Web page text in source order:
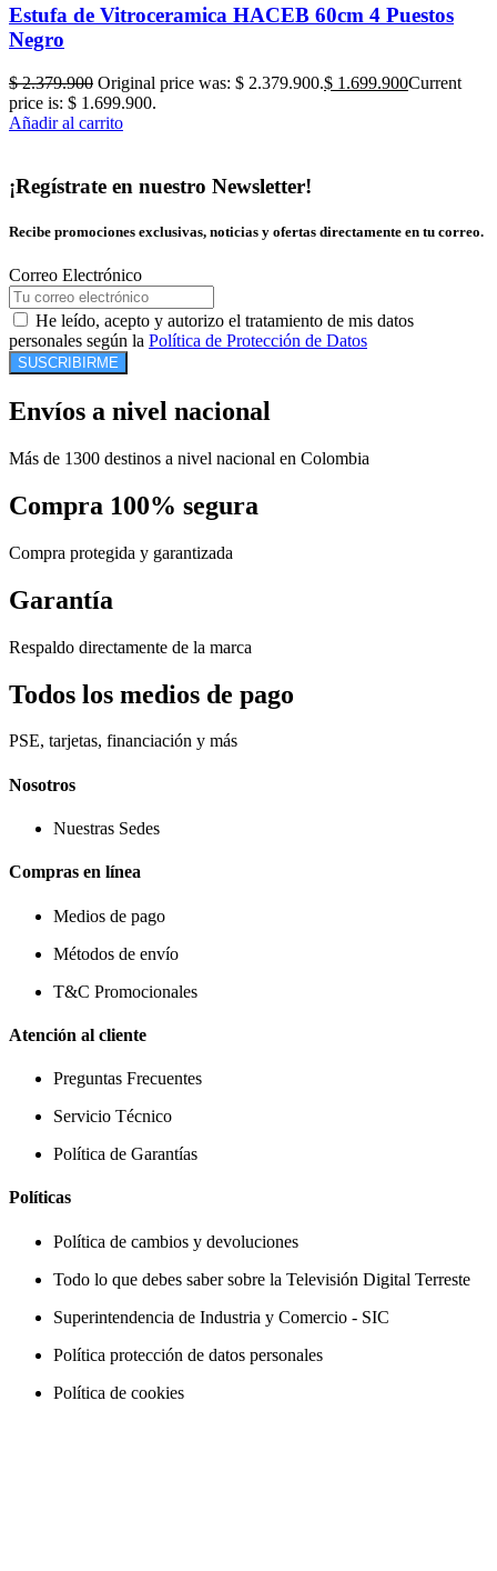
Estufa de Vitroceramica HACEB 60cm 4 Puestos
Negro
$2.379.900 Original price was: $ 2.379.900.$ 1.699.900Current
price is: $ 1.699.900.
Añadir al carrito
¡Regístrate en nuestro Newsletter!
Recibe promociones exclusivas, noticias y ofertas directamente en tu correo.
Correo Electrónico
He leído, acepto y autorizo el tratamiento de mis datos
personales según la Política de Protección de Datos
SUSCRIBIRME
Envíos a nivel nacional
Más de 1300 destinos a nivel nacional en Colombia
Compra 100% segura
Compra protegida y garantizada
Garantía
Respaldo directamente de la marca
Todos los medios de pago
PSE, tarjetas, financiación y más
Nosotros
Nuestras Sedes
Compras en línea
Medios de pago
Métodos de envío
T&C Promocionales
Atención al cliente
Preguntas Frecuentes
Servicio Técnico
Política de Garantías
Políticas
Política de cambios y devoluciones
Todo lo que debes saber sobre la Televisión Digital Terreste
Superintendencia de Industria y Comercio - SIC
Política protección de datos personales
Política de cookies